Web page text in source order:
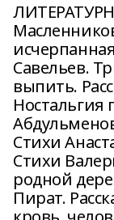
Савельев.
выпить.
Ностальгия
Стихи
Стихи
родной
Пират.